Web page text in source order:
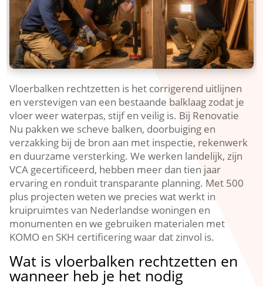
Vloerbalken rechtzetten is het corrigerend uitlijnen
en verstevigen van een bestaande balklaag zodat je
vloer weer waterpas, stijf en veilig is.​ Bij Renovatie
Nu pakken we scheve balken, doorbuiging en
verzakking bij de bron aan met inspectie, rekenwerk
en duurzame versterking.​ We werken landelijk, zijn
VCA gecertificeerd, hebben meer dan tien jaar
ervaring en ronduit transparante planning.​ Met 500
plus projecten weten we precies wat werkt in
kruipruimtes van Nederlandse woningen en
monumenten en we gebruiken materialen met
KOMO en SKH certificering waar dat zinvol is.​
Wat is vloerbalken rechtzetten en
wanneer heb je het nodig